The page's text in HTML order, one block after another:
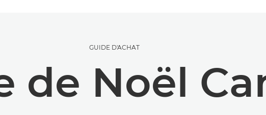
GUIDE D'ACHAT
de Noël